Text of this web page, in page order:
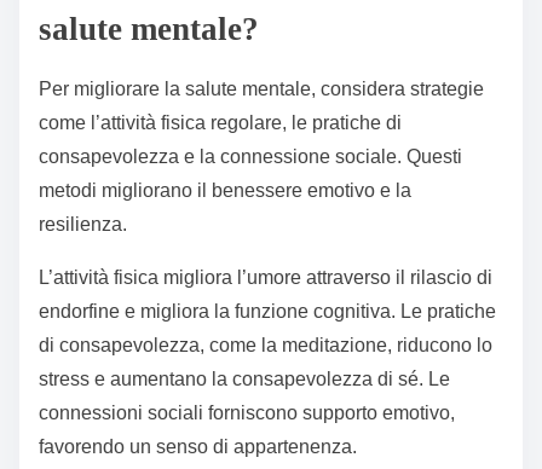
salute mentale?
Per migliorare la salute mentale, considera strategie
come l’attività fisica regolare, le pratiche di
consapevolezza e la connessione sociale. Questi
metodi migliorano il benessere emotivo e la
resilienza.
L’attività fisica migliora l’umore attraverso il rilascio di
endorfine e migliora la funzione cognitiva. Le pratiche
di consapevolezza, come la meditazione, riducono lo
stress e aumentano la consapevolezza di sé. Le
connessioni sociali forniscono supporto emotivo,
favorendo un senso di appartenenza.